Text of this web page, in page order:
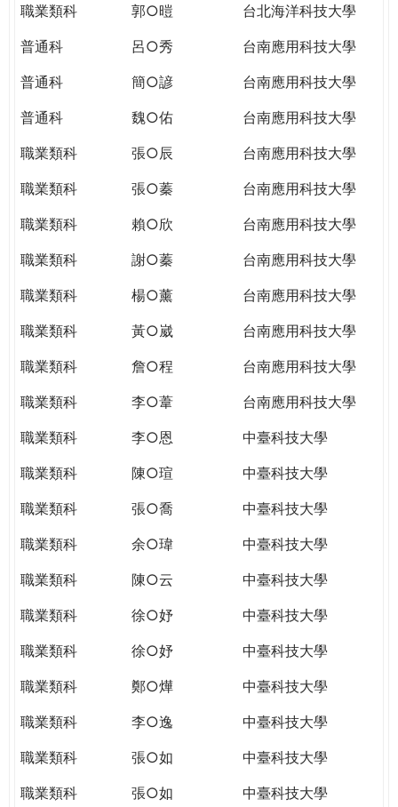
職業類科
郭○暟
台北海洋科技大學
普通科
呂○秀
台南應用科技大學
普通科
簡○諺
台南應用科技大學
普通科
魏○佑
台南應用科技大學
職業類科
張○辰
台南應用科技大學
職業類科
張○蓁
台南應用科技大學
職業類科
賴○欣
台南應用科技大學
職業類科
謝○蓁
台南應用科技大學
職業類科
楊○薰
台南應用科技大學
職業類科
黃○崴
台南應用科技大學
職業類科
詹○程
台南應用科技大學
職業類科
李○葦
台南應用科技大學
職業類科
李○恩
中臺科技大學
職業類科
陳○瑄
中臺科技大學
職業類科
張○喬
中臺科技大學
職業類科
余○瑋
中臺科技大學
職業類科
陳○云
中臺科技大學
職業類科
徐○妤
中臺科技大學
職業類科
徐○妤
中臺科技大學
職業類科
鄭○燁
中臺科技大學
職業類科
李○逸
中臺科技大學
職業類科
張○如
中臺科技大學
職業類科
張○如
中臺科技大學